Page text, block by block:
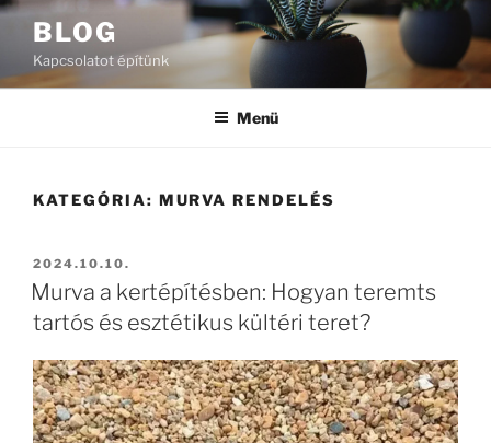
Tartalomhoz
BLOG
Kapcsolatot építünk
Menü
KATEGÓRIA: MURVA RENDELÉS
BEKÜLDVE:
2024.10.10.
Murva a kertépítésben: Hogyan teremts
tartós és esztétikus kültéri teret?